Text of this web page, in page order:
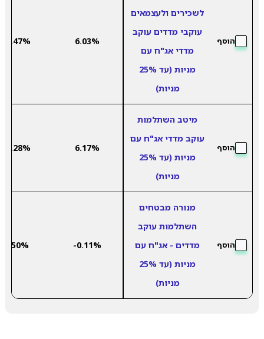
הוסף
לשכירים ולעצמאים
עוקבי מדדים עוקב
מדדי אג"ח עם
מניות (עד 25%
מניות)
6.03%
-2.47%
הוסף
מיטב השתלמות
עוקב מדדי אג"ח עם
מניות (עד 25%
מניות)
6.17%
-3.28%
הוסף
מנורה מבטחים
השתלמות עוקב
מדדים - אג"ח עם
מניות (עד 25%
מניות)
-0.11%
2.50%